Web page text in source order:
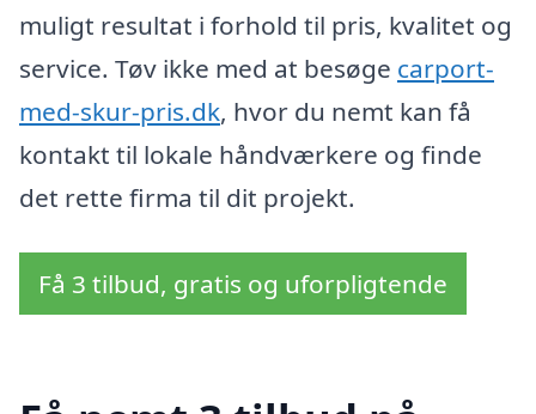
muligt resultat i forhold til pris, kvalitet og
service. Tøv ikke med at besøge carport-
med-skur-pris.dk, hvor du nemt kan få
kontakt til lokale håndværkere og finde
det rette firma til dit projekt.
Få 3 tilbud, gratis og uforpligtende